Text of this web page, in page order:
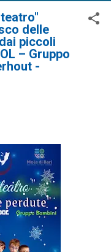
delle
piccoli
– Gruppo
-